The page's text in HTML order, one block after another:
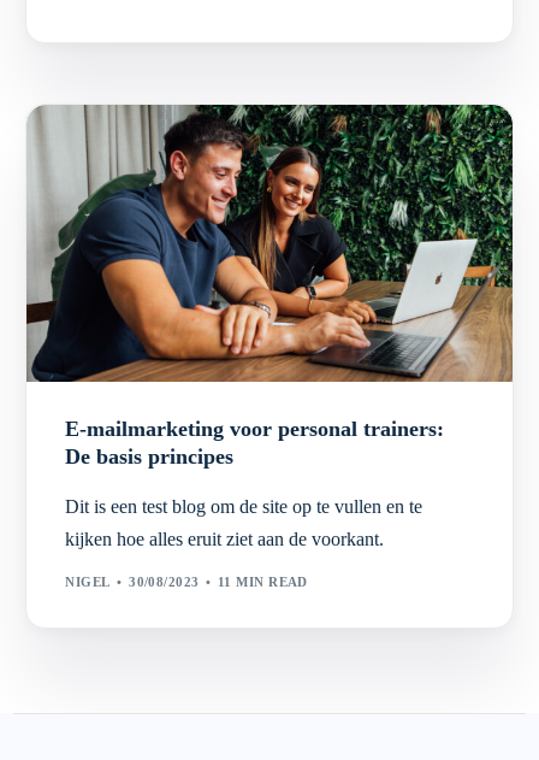
E-mailmarketing voor personal trainers:
De basis principes
Dit is een test blog om de site op te vullen en te
kijken hoe alles eruit ziet aan de voorkant.
NIGEL 30/08/2023 11 MIN READ